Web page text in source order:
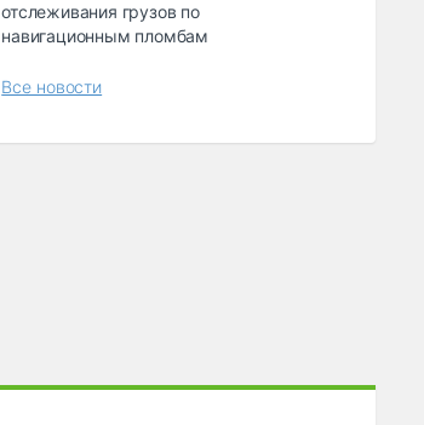
отслеживания грузов по
навигационным пломбам
Все новости